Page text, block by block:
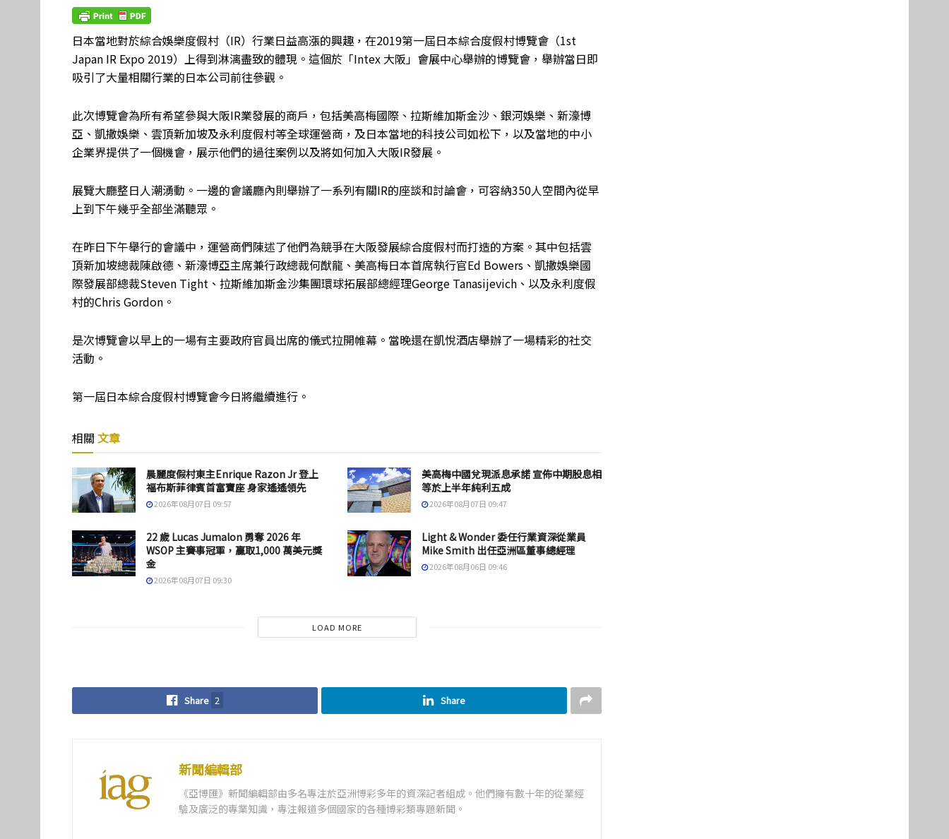
日本當地對於綜合娛樂度假村（IR）行業日益高漲的興趣，在2019第一屆日本綜合度假村博覽會（1st
Japan IR Expo 2019）上得到淋漓盡致的體現。這個於「Intex 大阪」會展中心舉辦的博覽會，舉辦當日即
吸引了大量相關行業的日本公司前往參觀。
此次博覽會為所有希望參與大阪IR業發展的商戶，包括美高梅國際、拉斯維加斯金沙、銀河娛樂、新濠博
亞、凱撒娛樂、雲頂新加坡及永利度假村等全球運營商，及日本當地的科技公司如松下，以及當地的中小
企業界提供了一個機會，展示他們的過往案例以及將如何加入大阪IR發展。
展覽大廳整日人潮湧動。一邊的會議廳內則舉辦了一系列有關IR的座談和討論會，可容納350人空間內從早
上到下午幾乎全部坐滿聽眾。
在昨日下午舉行的會議中，運營商們陳述了他們為競爭在大阪發展綜合度假村而打造的方案。其中包括雲
頂新加坡總裁陳啟德、新濠博亞主席兼行政總裁何猷龍、美高梅日本首席執行官Ed Bowers、凱撒娛樂國
際發展部總裁Steven Tight、拉斯維加斯金沙集團環球拓展部總經理George Tanasijevich、以及永利度假
村的Chris Gordon。
是次博覽會以早上的一場有主要政府官員出席的儀式拉開帷幕。當晚還在凱悅酒店舉辦了一場精彩的社交
活動。
第一屆日本綜合度假村博覽會今日將繼續進行。
相關 文章
晨麗度假村東主Enrique Razon Jr 登上
福布斯菲律賓首富寶座 身家遙遙領先
2026年08月07日 09:57
美高梅中國兌現派息承諾 宣佈中期股息相
等於上半年純利五成
2026年08月07日 09:47
22 歲 Lucas Jumalon 勇奪 2026 年
WSOP 主賽事冠軍，贏取1,000 萬美元獎
金
2026年08月07日 09:30
Light & Wonder 委任行業資深從業員
Mike Smith 出任亞洲區董事總經理
2026年08月06日 09:46
LOAD MORE
Share 2 Share
新聞編輯部
《亞博匯》新聞編輯部由多名專注於亞洲博彩多年的資深記者組成。他們擁有數十年的從業經
驗及廣泛的專業知識，專注報道多個國家的各種博彩類專題新聞。